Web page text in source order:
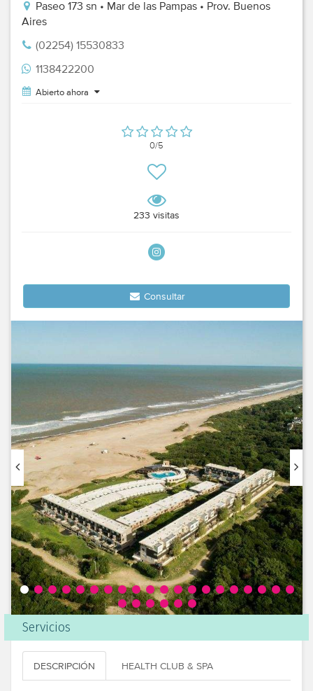
Paseo 173 sn • Mar de las Pampas • Prov. Buenos
Aires
(02254) 15530833
1138422200
Abierto ahora
0/5
233 visitas
Consultar
Servicios
DESCRIPCIÓN HEALTH CLUB & SPA